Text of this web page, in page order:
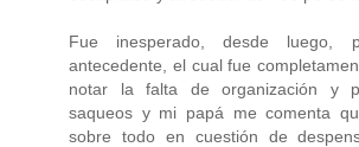
Fue inesperado, desde
antecedente, el cual fue
notar la falta de organización y
saqueos y mi papá me comenta
sobre todo en cuestión de